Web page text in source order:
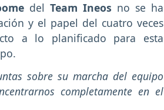
del Team Ineos no se ha
y el papel del cuatro veces
a lo planificado para esta
sobre su marcha del equipo
completamente en el